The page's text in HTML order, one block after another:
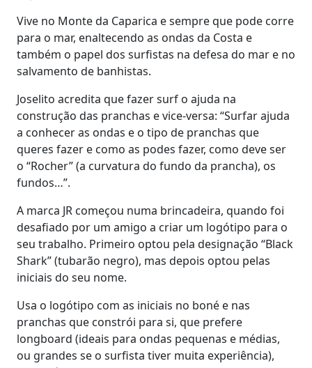
Vive no Monte da Caparica e sempre que pode corre
para o mar, enaltecendo as ondas da Costa e
também o papel dos surfistas na defesa do mar e no
salvamento de banhistas.
Joselito acredita que fazer surf o ajuda na
construção das pranchas e vice-versa: “Surfar ajuda
a conhecer as ondas e o tipo de pranchas que
queres fazer e como as podes fazer, como deve ser
o “Rocher” (a curvatura do fundo da prancha), os
fundos…”.
A marca JR começou numa brincadeira, quando foi
desafiado por um amigo a criar um logótipo para o
seu trabalho. Primeiro optou pela designação “Black
Shark” (tubarão negro), mas depois optou pelas
iniciais do seu nome.
Usa o logótipo com as iniciais no boné e nas
pranchas que constrói para si, que prefere
longboard (ideais para ondas pequenas e médias,
ou grandes se o surfista tiver muita experiência),